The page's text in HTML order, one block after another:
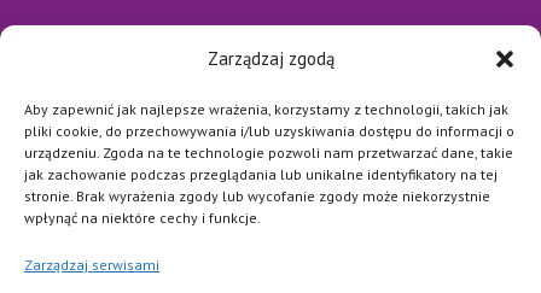
Zarządzaj zgodą
Aby zapewnić jak najlepsze wrażenia, korzystamy z technologii, takich jak
pliki cookie, do przechowywania i/lub uzyskiwania dostępu do informacji o
urządzeniu. Zgoda na te technologie pozwoli nam przetwarzać dane, takie
jak zachowanie podczas przeglądania lub unikalne identyfikatory na tej
stronie. Brak wyrażenia zgody lub wycofanie zgody może niekorzystnie
wpłynąć na niektóre cechy i funkcje.
Zarządzaj serwisami
POLEĆ NAS NA
FB
Najważniejsze jest dla nas
bezpieczeństwo naszych
Każde połączenie jest
szyfrowane i zabezpieczone